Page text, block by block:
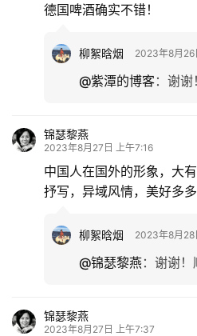
德国啤酒确实不错！
柳絮晗烟 2023年8月26
@紫潭的博客： 谢谢
锦瑟黎燕
2023年8月27日 上午7:16
中国人在国外的形象，大
抒写，异域风情，美好多多
柳絮晗烟 2023年8月28
@锦瑟黎燕： 谢谢！
锦瑟黎燕
2023年8月27日 上午7:37